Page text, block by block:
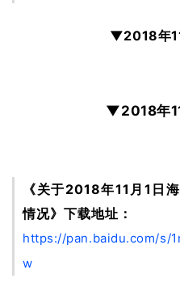
▼2018年
▼2018年
《关于2018年11月1日
情况》下载地址：
https://pan.baidu.com/s/
w